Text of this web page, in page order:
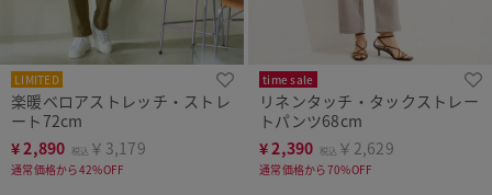
LIMITED
楽暖ベロアストレッチ・ストレ
ート72cm
¥2,890 税込 ￥3,179
通常価格から42%OFF
time sale
リネンタッチ・タックストレー
トパンツ68cm
¥2,390 税込 ￥2,629
通常価格から70%OFF